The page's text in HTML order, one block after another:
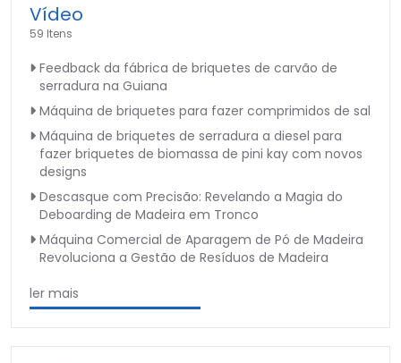
Vídeo
59 Itens
Feedback da fábrica de briquetes de carvão de
serradura na Guiana
Máquina de briquetes para fazer comprimidos de sal
Máquina de briquetes de serradura a diesel para
fazer briquetes de biomassa de pini kay com novos
designs
Descasque com Precisão: Revelando a Magia do
Deboarding de Madeira em Tronco
Máquina Comercial de Aparagem de Pó de Madeira
Revoluciona a Gestão de Resíduos de Madeira
ler mais